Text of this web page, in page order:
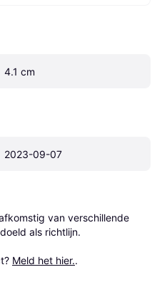
4.1 cm
2023-09-07
van verschillende
als richtlijn.
Meld het hier..